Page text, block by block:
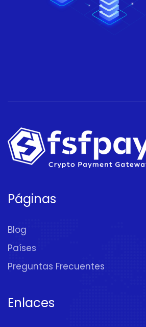
Páginas
Blog
Países
Preguntas Frecuentes
Enlaces